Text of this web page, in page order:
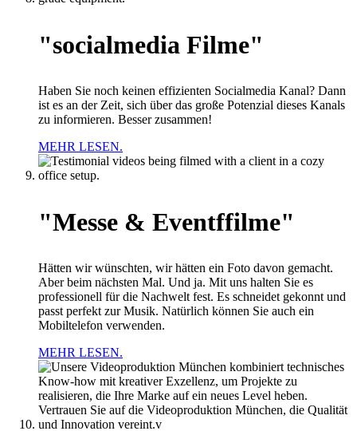
"socialmedia Filme"
Haben Sie noch keinen effizienten Socialmedia Kanal? Dann
ist es an der Zeit, sich über das große Potenzial dieses Kanals
zu informieren. Besser zusammen!
MEHR LESEN.
"Messe & Eventffilme"
Hätten wir wünschten, wir hätten ein Foto davon gemacht.
Aber beim nächsten Mal. Und ja. Mit uns halten Sie es
professionell für die Nachwelt fest. Es schneidet gekonnt und
passt perfekt zur Musik. Natürlich können Sie auch ein
Mobiltelefon verwenden.
MEHR LESEN.